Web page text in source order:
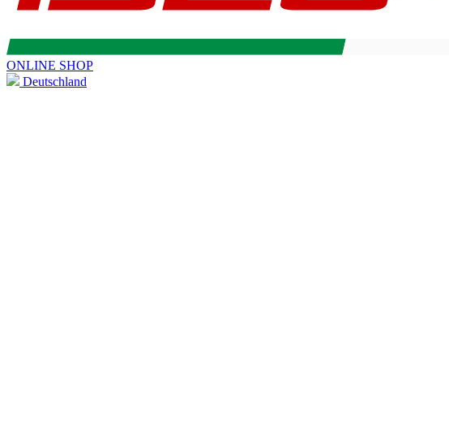
ONLINE SHOP
Deutschland